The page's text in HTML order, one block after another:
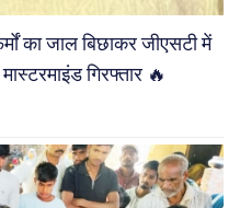
का जाल बिछाकर जीएसटी में
गिरफ्तार 🔥